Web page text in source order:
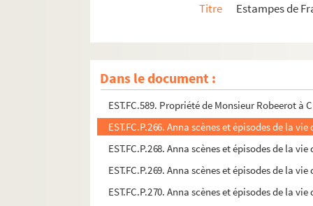
Titre
Estampes de
Dans le document :
EST.FC.1165. Château de Montmusard à Dijon
EST.FC.1174. Fouilles du théâtre romain de
EST.FC.1175. Fouilles du théâtre romain de
EST.FC.568. Troupeau au Mont-Roland à Dôle
EST.FC.589. Propriété de Monsieur Robeerot à
EST.FC.P.266. Anna scènes et épisodes de la
EST.FC.P.268. Anna scènes et épisodes de la
EST.FC.P.269. Anna scènes et épisodes de la
EST.FC.P.270. Anna scènes et épisodes de la